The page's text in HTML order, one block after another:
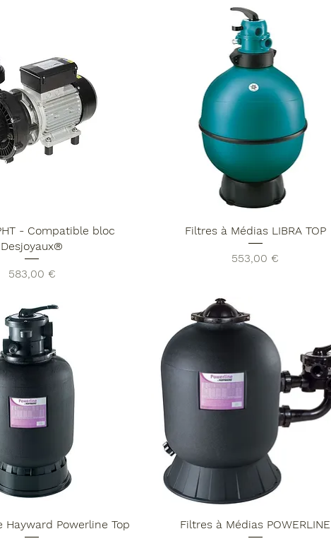
- Compatible bloc
Desjoyaux®
Prix
583,00 €
Filtres à Médias LIBRA TOP
Prix
553,00 €
Hayward Powerline Top
Filtres à Médias POWERLINE